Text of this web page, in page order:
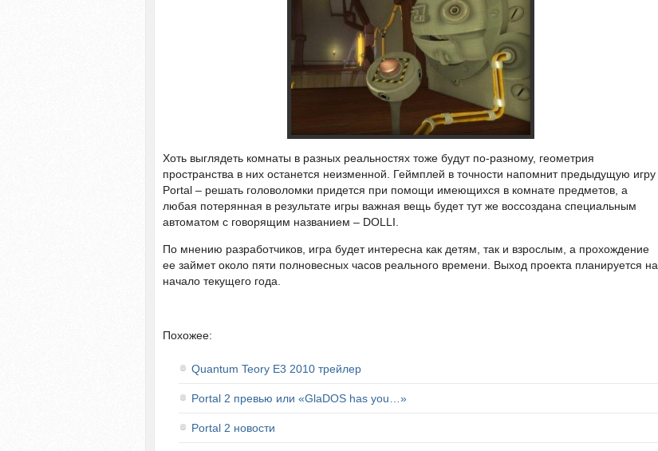
Хоть выглядеть комнаты в разных реальностях тоже будут по-разному, геометрия
пространства в них останется неизменной. Геймплей в точности напомнит предыдущую игру
Portal – решать головоломки придется при помощи имеющихся в комнате предметов, а
любая потерянная в результате игры важная вещь будет тут же воссоздана специальным
автоматом с говорящим названием – DOLLI.
По мнению разработчиков, игра будет интересна как детям, так и взрослым, а прохождение
ее займет около пяти полновесных часов реального времени. Выход проекта планируется на
начало текущего года.
Похожее:
Quantum Teory E3 2010 трейлер
Portal 2 превью или «GlaDOS has you…»
Portal 2 новости